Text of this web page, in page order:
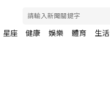
星座 健康 娛樂 體育 生活